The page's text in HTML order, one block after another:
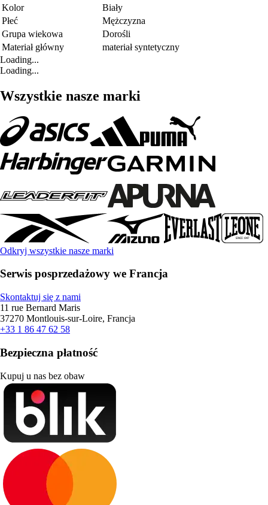
Kolor
Biały
Płeć
Mężczyzna
Grupa wiekowa
Dorośli
Materiał główny
materiał syntetyczny
Loading...
Loading...
Wszystkie nasze marki
Odkryj wszystkie nasze marki
Serwis posprzedażowy we Francja
Skontaktuj się z nami
11 rue Bernard Maris
37270 Montlouis-sur-Loire, Francja
+33 1 86 47 62 58
Bezpieczna płatność
Kupuj u nas bez obaw